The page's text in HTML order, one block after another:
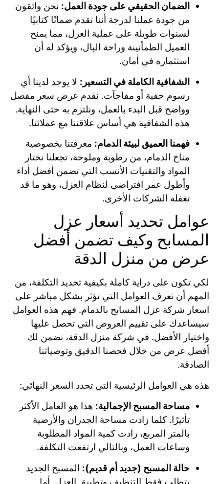
الضمان الحقيقي على جودة العمل: نحن واثقون
من جودة عملنا لدرجة أننا نقدم ضمانًا كتابيًا
لسنوات طويلة على عملية العزل، مما يمنح
العميل الطمأنينة وراحة البال، ويؤكد له أن
استثماره في أمان.
الشفافية الكاملة في التسعير: لا يوجد لدينا أي
رسوم خفية أو مفاجآت. نقدم عرض سعر مفصل
وواضح قبل البدء بالعمل، ونلتزم به حتى النهاية.
هذه الشفافية هي أساس علاقتنا مع عملائنا.
فهمنا العميق لبيئة الدمام: معرفتنا بخصوصية
مناخ الدمام، من رطوبة وملوحة، تجعلنا نختار
المواد والتقنيات الأنسب التي تضمن أفضل أداء
وأطول عمر افتراضي لنظام العزل، وهو ما قد
تغفله الشركات الأخرى.
عوامل تحديد أسعار عزل
المسابح وكيف تضمن أفضل
عرض من منزل الدقة
لكي تكون على دراية كاملة بكيفية تحديد التكلفة، من
المهم أن تعرف العوامل التي تؤثر بشكل مباشر على
اسعار شركة عزل المسابح بالدمام. فهم هذه العوامل
سيساعدك على تقييم العروض التي تحصل عليها
واختيار الأفضل. في شركة منزل الدقة، نضمن لك
أفضل عرض من خلال فحصنا الدقيق وتوصياتنا
الصادقة.
هذه هي العوامل الرئيسية التي تحدد السعر النهائي:
مساحة المسبح الإجمالية: هذا هو العامل الأكثر
تأثيرًا. كلما زادت مساحة الجدران والأرضية
بالمتر المربع، زادت كمية المواد المطلوبة
وساعات العمل، وبالتالي ارتفعت التكلفة.
حالة المسبح (جديد أم قديم): المسبح الجديد
يتطلب فقط التنظيف وتطبيق العزل. أما